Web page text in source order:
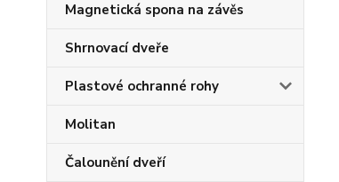
Magnetická spona na závěs
Shrnovací dveře
Plastové ochranné rohy
Molitan
Čalounění dveří